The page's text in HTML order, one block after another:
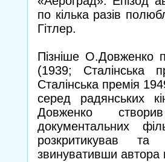
по кілька разів
Гітлер.
Пізніше О.Довженко
(1939; Сталінська
Сталінська премія
серед радянських
Довженко
документальних
розкритикував та
звинувативши автора